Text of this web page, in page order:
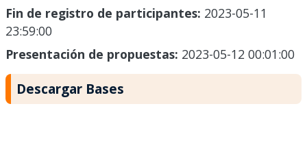
Fin de registro de participantes: 2023-05-11
23:59:00
Presentación de propuestas: 2023-05-12 00:01:00
Descargar Bases